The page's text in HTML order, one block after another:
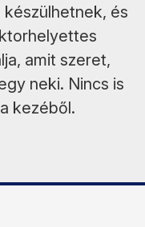
és
amit szeret,
neki. Nincs is
kezéből.